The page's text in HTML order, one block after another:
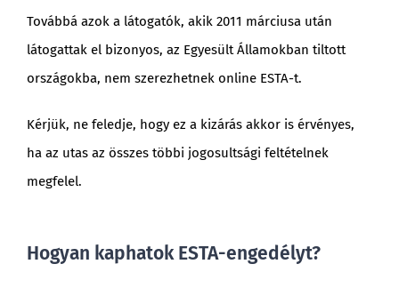
Továbbá azok a látogatók, akik 2011 márciusa után
látogattak el bizonyos, az Egyesült Államokban tiltott
országokba, nem szerezhetnek online ESTA-t.
Kérjük, ne feledje, hogy ez a kizárás akkor is érvényes,
ha az utas az összes többi jogosultsági feltételnek
megfelel.
Hogyan kaphatok ESTA-engedélyt?